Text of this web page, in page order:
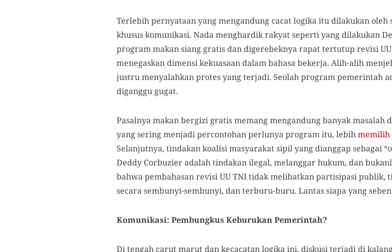
Terlebih pernyataan yang mengandung cacat logika itu dilakukan oleh
khusus komunikasi. Nada menghardik rakyat seperti yang dilakukan
program makan siang gratis dan digerebeknya rapat tertutup revisi
menegaskan dimensi kekuasaan dalam bahasa bekerja. Alih-alih
justru menyalahkan protes yang terjadi. Seolah program pemerintah
diganggu gugat.
Pasalnya makan bergizi gratis memang mengandung banyak masalah
yang sering menjadi percontohan perlunya program itu, lebihmemilih
Selanjutnya, tindakan koalisi masyarakat sipil yang dianggap sebagai
Deddy Corbuzier adalah tindakan ilegal, melanggar hukum, dan
bahwa pembahasan revisi UU TNI tidak melibatkan partisipasi publik,
secara sembunyi-sembunyi, dan terburu-buru. Lantas siapa yang
Komunikasi: Pembungkus Keburukan Pemerintah?
Di tengah carut marut dan kecacatan logika ini, diskusi terjadi di